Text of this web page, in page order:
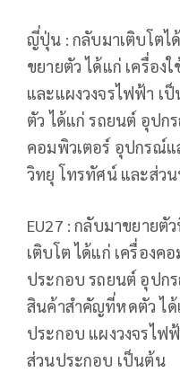
ญี่ปุ่น : กลับมาเติบโตไ
ขยายตัว ได้แก่ เครื่อ
และแผงวงจรไฟฟ้า
ตัว ได้แก่ รถยนต์ อุปก
คอมพิวเตอร์ อุปกรณ์แ
วิทยุ โทรทัศน์ และส่ว
EU27 : กลับมาขยายตั
เติบโต ได้แก่ เครื่อง
ประกอบ รถยนต์ อุปก
สินค้าสำคัญที่หดตัว ได้
ประกอบ แผงวงจรไฟ
ส่วนประกอบ เป็นต้น